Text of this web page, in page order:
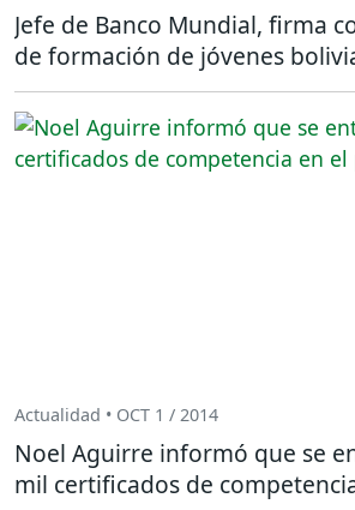
Jefe de Banco Mundial, firma
de formación de jóvenes
Actualidad • OCT 1 / 2014
Noel Aguirre informó que se
mil certificados de